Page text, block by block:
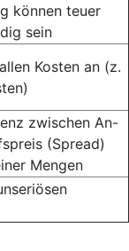
können teuer
sein
Kosten an (z.
zwischen An-
(Spread)
Mengen